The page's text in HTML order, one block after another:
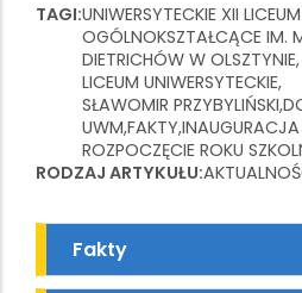
TAGI UNIWERSYTECKIE XII LICEUM
OGÓLNOKSZTAŁCĄCE IM.
DIETRICHÓW W OLSZTYNIE
LICEUM UNIWERSYTECKIE
SŁAWOMIR PRZYBYLIŃSKI
UWM FAKTY
ROZPOCZĘCIE ROKU
RODZAJ ARTYKUŁU
Fakty